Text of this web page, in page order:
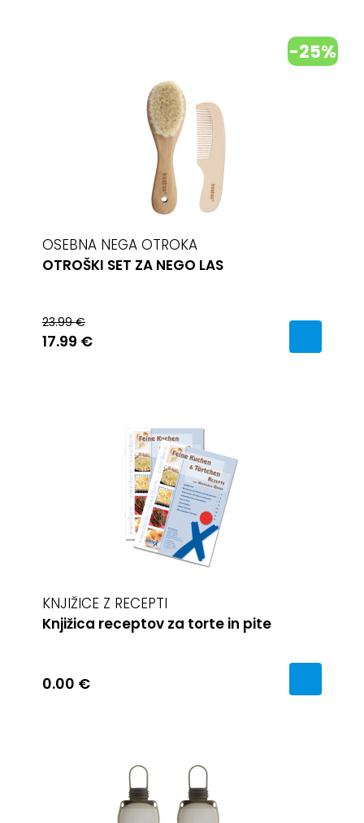
-25%
OSEBNA NEGA OTROKA
OTROŠKI SET ZA NEGO LAS
23.99 €
17.99 €
KNJIŽICE Z RECEPTI
Knjižica receptov za torte in pite
0.00 €